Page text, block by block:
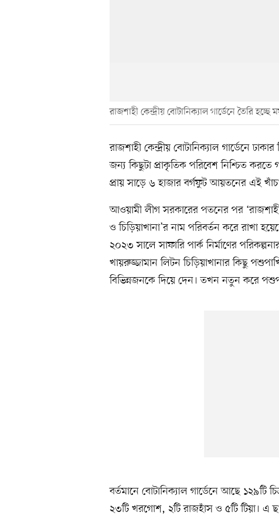
রাজশাহী কেন্দ্রীয় বোটানিক্যাল গার্ডেনে তৈরি
রাজশাহী কেন্দ্রীয় বোটানিক্যাল গার্ডেনে
জন্য কিছুটা প্রাকৃতিক পরিবেশ নিশ্চিত করতে
প্রায় সাড়ে ৬ হাজার বর্গফুট আয়তনের এই
আওয়ামী লীগ সরকারের পতনের পর
ও চিড়িয়াখানা’র নাম পরিবর্তন করে রাখা
২০২৩ সালে সাফারি পার্ক নির্মাণের
খায়রুজ্জামান লিটন চিড়িয়াখানার কিছু
বিভিন্নজনকে দিয়ে দেন। তখন নতুন করে
বর্তমানে বোটানিক্যাল গার্ডেনে আছে ১২৯টি
২৩টি খরগোশ, ২টি রাজহাঁস ও ৫টি টিয়া। এ